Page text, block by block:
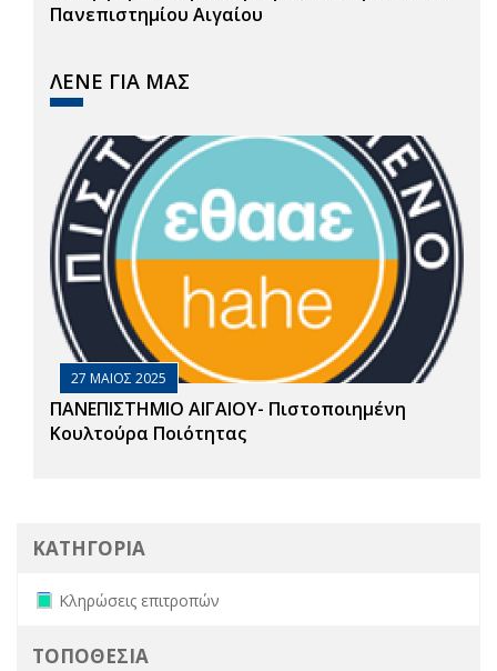
Πανεπιστημίου Αιγαίου
ΛΕΝΕ ΓΙΑ ΜΑΣ
27 ΜΑΙΟΣ 2025
ΠΑΝΕΠΙΣΤΗΜΙΟ ΑΙΓΑΙΟΥ- Πιστοποιημένη
Κουλτούρα Ποιότητας
ΚΑΤΗΓΟΡΙΑ
Remove Κληρώσεις επιτροπών filter
Κληρώσεις επιτροπών
ΤΟΠΟΘΕΣΙΑ